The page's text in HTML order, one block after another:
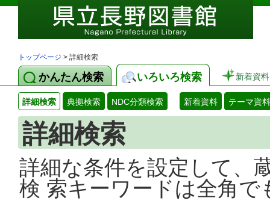
トップページ > 詳細検索
かんたん検索 いろいろ検索 新着資料
詳細検索 典拠検索 NDC分類検索 新着資料 テーマ資料
詳細検索
詳細な条件を設定して、
検 索キーワードは全角